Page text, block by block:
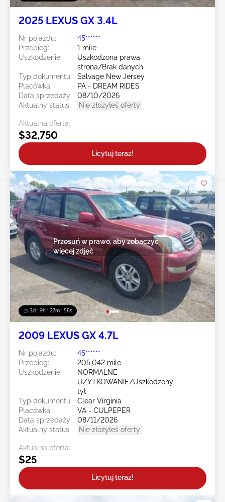
2025 LEXUS GX 3.4L
Nr pojazdu:
45******
Przebieg:
1 mile
Uszkodzenie:
Uszkodzona prawa
strona/Brak danych
Typ dokumentu:
Salvage New Jersey
Placówka:
PA - DREAM RIDES
Data sprzedaży:
08/10/2026
Aktualny status:
Nie złożyłeś oferty
Aktualna oferta:
$32,750
Licytuj teraz!
3d : 9h : 27m : 55s
Przesuń w prawo, aby zobaczyć
więcej zdjęć
2009 LEXUS GX 4.7L
Nr pojazdu:
45******
Przebieg:
205,042 mile
Uszkodzenie:
NORMALNE
UŻYTKOWANIE/Uszkodzony
tył
Typ dokumentu:
Clear Virginia
Placówka:
VA - CULPEPER
Data sprzedaży:
08/11/2026
Aktualny status:
Nie złożyłeś oferty
Aktualna oferta:
$25
Licytuj teraz!